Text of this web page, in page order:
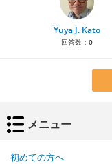
Yuya J. Kato
回答数： 0
メニュー
初めての方へ